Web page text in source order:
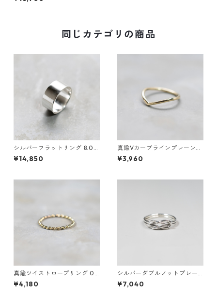
COLLAR SHIRT 23｜FB-110
同じカテゴリの商品
シルバーフラットリング 8.0m
m幅 鏡面｜FA-1186
¥14,850
真鍮Vカーブラインプレーンリ
ング 1.5mm幅 鏡面｜FA-1184
¥3,960
真鍮ツイストロープリング 0.8
mm×2 鏡面｜FA-1168
¥4,180
シルバーダブルノットプレー
ンリング 1.2mm×2 鏡面｜FA-
1158
¥7,040